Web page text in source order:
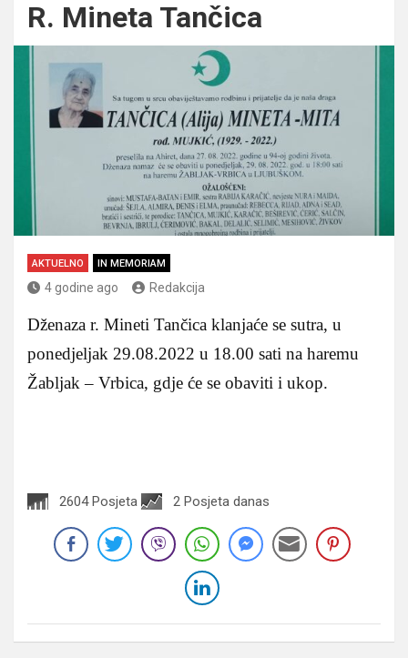
R. Mineta Tančica
AKTUELNO IN MEMORIAM
4 godine ago Redakcija
Dženaza r. Mineti Tančica klanjaće se sutra, u
ponedjeljak 29.08.2022 u 18.00 sati na haremu
Žabljak – Vrbica, gdje će se obaviti i ukop.
2604 Posjeta 2 Posjeta danas